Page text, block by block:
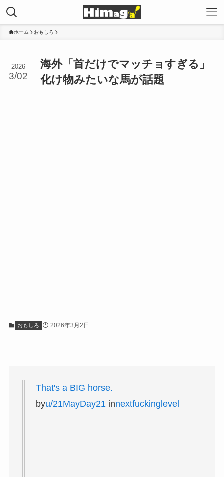
ホーム おもしろ
海外「首だけでマッチョすぎる」
化け物みたいな馬が話題
2026
3/02
おもしろ 2026年3月2日
That's a BIG horse.
byu/21MayDay21 innextfuckinglevel